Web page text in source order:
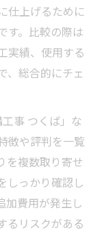
仕上げるために
す。比較の際は
実績、使用する
、総合的にチェ
事 つくば」な
徴や評判を一覧
を複数取り寄せ
しっかり確認し
加費用が発生し
るリスクがある